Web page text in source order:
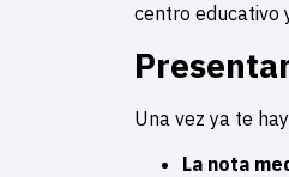
centro educativo
Una vez ya te
La nota